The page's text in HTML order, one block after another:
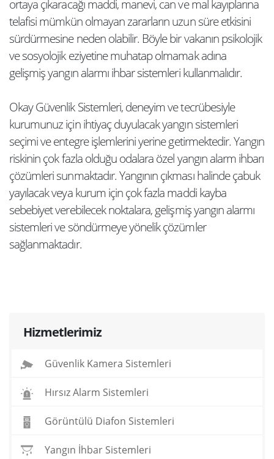
ortaya çıkaracağı maddi, manevi, can ve mal kayıplarına
telafisi mümkün olmayan zararların uzun süre etkisini
sürdürmesine neden olabilir. Böyle bir vakanın psikolojik
ve sosyolojik eziyetine muhatap olmamak adına
gelişmiş yangın alarmı ihbar sistemleri kullanmalıdır.
Okay Güvenlik Sistemleri, deneyim ve tecrübesiyle
kurumunuz için ihtiyaç duyulacak yangın sistemleri
seçimi ve entegre işlemlerini yerine getirmektedir. Yangın
riskinin çok fazla olduğu odalara özel yangın alarm ihbarı
çözümleri sunmaktadır. Yangının çıkması halinde çabuk
yayılacak veya kurum için çok fazla maddi kayba
sebebiyet verebilecek noktalara, gelişmiş yangın alarmı
sistemleri ve söndürmeye yönelik çözümler
sağlanmaktadır.
Hizmetlerimiz
Güvenlik Kamera Sistemleri
Hırsız Alarm Sistemleri
Görüntülü Diafon Sistemleri
Yangın İhbar Sistemleri